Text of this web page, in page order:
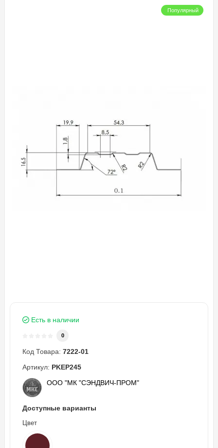
Популярный
Есть в наличии
0
Код Товара: 7222-01
Артикул: PKEP245
ООО "МК "СЭНДВИЧ-ПРОМ"
Доступные варианты
Цвет